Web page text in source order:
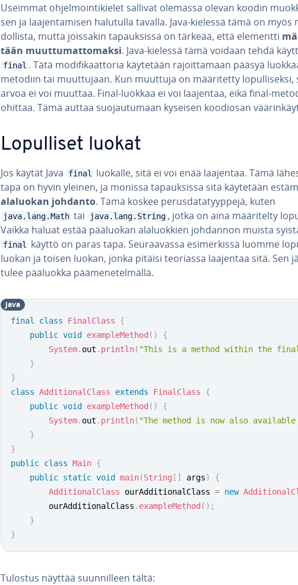
Useimmat oh­jel­moin­ti­kie­let sallivat olemassa olevan koodin
sen ja laa­jen­ta­mi­sen halutulla tavalla. Java-kielessä tämä on myös
dol­lis­ta, mutta joissakin ta­pauk­sis­sa on tärkeää, että elementti
tään muut­tu­mat­to­mak­si. Java-kielessä tämä voidaan tehdä
final . Tätä mo­di­fi­kaat­to­ria käytetään ra­joit­ta­maan pääsyä
metodiin tai muut­tu­jaan. Kun muuttuja on mää­ri­tet­ty lo­pul­li­sek­si,
arvoa ei voi muuttaa. Final-luokkaa ei voi laajentaa, eikä final-
ohittaa. Tämä auttaa suo­jau­tu­maan kyseisen koodiosan
Lo­pul­li­set luokat
Jos käytät Java final
luokalle, sitä ei voi enää laajentaa. Tämä
ta­pa on hyvin yleinen, ja monissa ta­pauk­sis­sa sitä käytetään
alaluokan johdanto. Tämä koskee pe­rus­da­ta­tyyp­pe­jä, kuten
java.lang.Math tai java.lang.String , jotka on aina mää­ri­tel­ty
Vaikka haluat estää pääluokan ala­luok­kien johdannon muista
final
käyttö on paras tapa. Seu­raa­vas­sa esi­mer­kis­sä luomme
luokan ja toisen luokan, jonka pitäisi teoriassa laajentaa sitä. Sen
tulee pääluokka pää­me­ne­tel­mäl­lä.
final class FinalClass
{
public void exampleMethod ( )
{
System. out . println( "This is a method within the
}
}
class AdditionalClass extends FinalClass
{
public void exampleMethod ( )
{
System. out . println( "The method is now also
}
}
public class Main {
public static void main(String [ ] args)
{
AdditionalClass ourAdditionalClass = new
		ourAdditionalClass
. exampleMethod ( ) ;
}
}
java
Tulostus näyttää suun­nil­leen tältä: